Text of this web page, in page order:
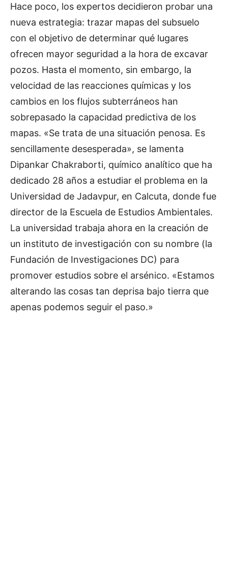
Hace poco, los expertos decidieron probar una
nueva estrategia: trazar mapas del subsuelo
con el objetivo de determinar qué lugares
ofrecen mayor seguridad a la hora de excavar
pozos. Hasta el momento, sin embargo, la
velocidad de las reacciones químicas y los
cambios en los flujos subterráneos han
sobrepasado la capacidad predictiva de los
mapas. «Se trata de una situación penosa. Es
sencillamente desesperada», se lamenta
Dipankar Chakraborti, químico analítico que ha
dedicado 28 años a estudiar el problema en la
Universidad de Jadavpur, en Calcuta, donde fue
director de la Escuela de Estudios Ambientales.
La universidad trabaja ahora en la creación de
un instituto de investigación con su nombre (la
Fundación de Investigaciones DC) para
promover estudios sobre el arsénico. «Estamos
alterando las cosas tan deprisa bajo tierra que
apenas podemos seguir el paso.»